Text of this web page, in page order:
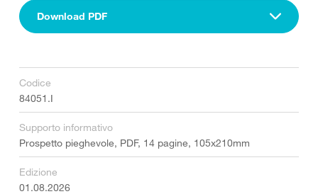
Download PDF
Codice
84051.I
Supporto informativo
Prospetto pieghevole, PDF, 14 pagine, 105x210mm
Edizione
01.08.2026